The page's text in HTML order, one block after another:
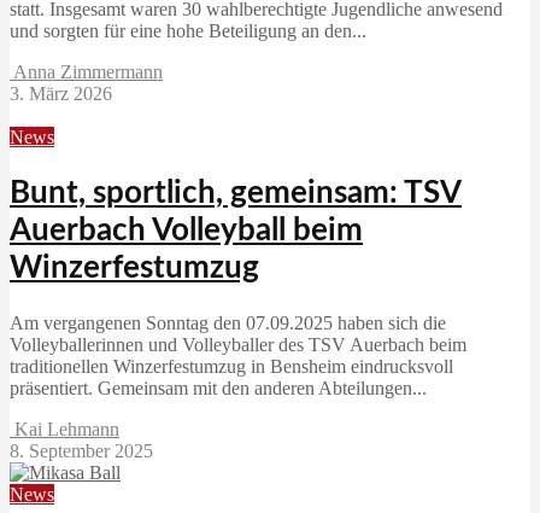
statt. Insgesamt waren 30 wahlberechtigte Jugendliche anwesend
und sorgten für eine hohe Beteiligung an den...
Anna Zimmermann
3. März 2026
News
Bunt, sportlich, gemeinsam: TSV
Auerbach Volleyball beim
Winzerfestumzug
Am vergangenen Sonntag den 07.09.2025 haben sich die
Volleyballerinnen und Volleyballer des TSV Auerbach beim
traditionellen Winzerfestumzug in Bensheim eindrucksvoll
präsentiert. Gemeinsam mit den anderen Abteilungen...
Kai Lehmann
8. September 2025
News